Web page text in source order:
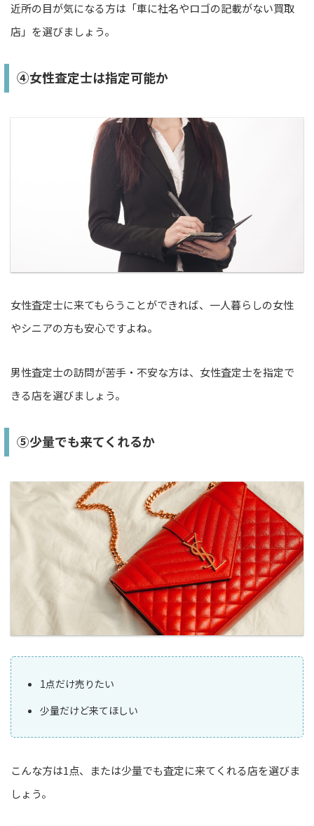
近所の目が気になる方は「車に社名やロゴの記載がない買取
店」を選びましょう。
④女性査定士は指定可能か
女性査定士に来てもらうことができれば、一人暮らしの女性
やシニアの方も安心ですよね。
男性査定士の訪問が苦手・不安な方は、女性査定士を指定で
きる店を選びましょう。
⑤少量でも来てくれるか
1点だけ売りたい
少量だけど来てほしい
こんな方は1点、または少量でも査定に来てくれる店を選びま
しょう。